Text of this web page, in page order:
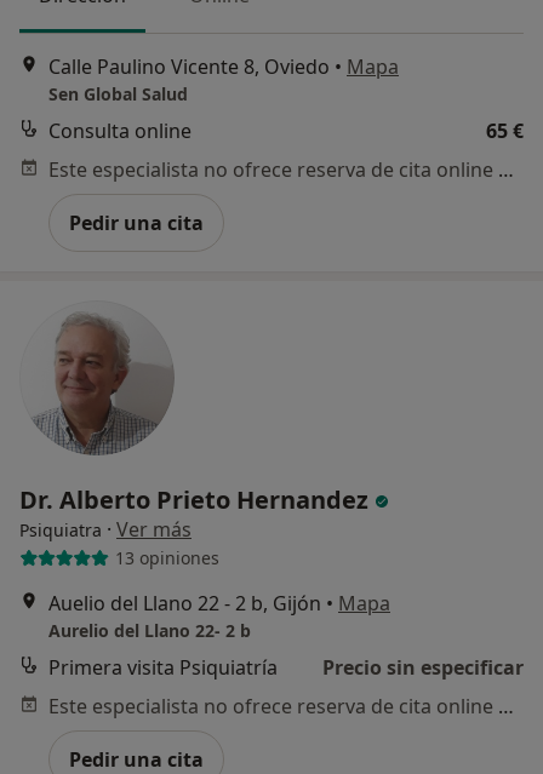
Calle Paulino Vicente 8, Oviedo • Mapa
Sen Global Salud
Consulta online
65 €
Este especialista no ofrece reserva de cita online en esta dirección.
Pedir una cita
Dr. Alberto Prieto Hernandez
Psiquiatra · Ver más
13 opiniones
Auelio del Llano 22 - 2 b, Gijón • Mapa
Aurelio del Llano 22- 2 b
Primera visita Psiquiatría
Precio sin especificar
Este especialista no ofrece reserva de cita online en esta dirección.
Pedir una cita